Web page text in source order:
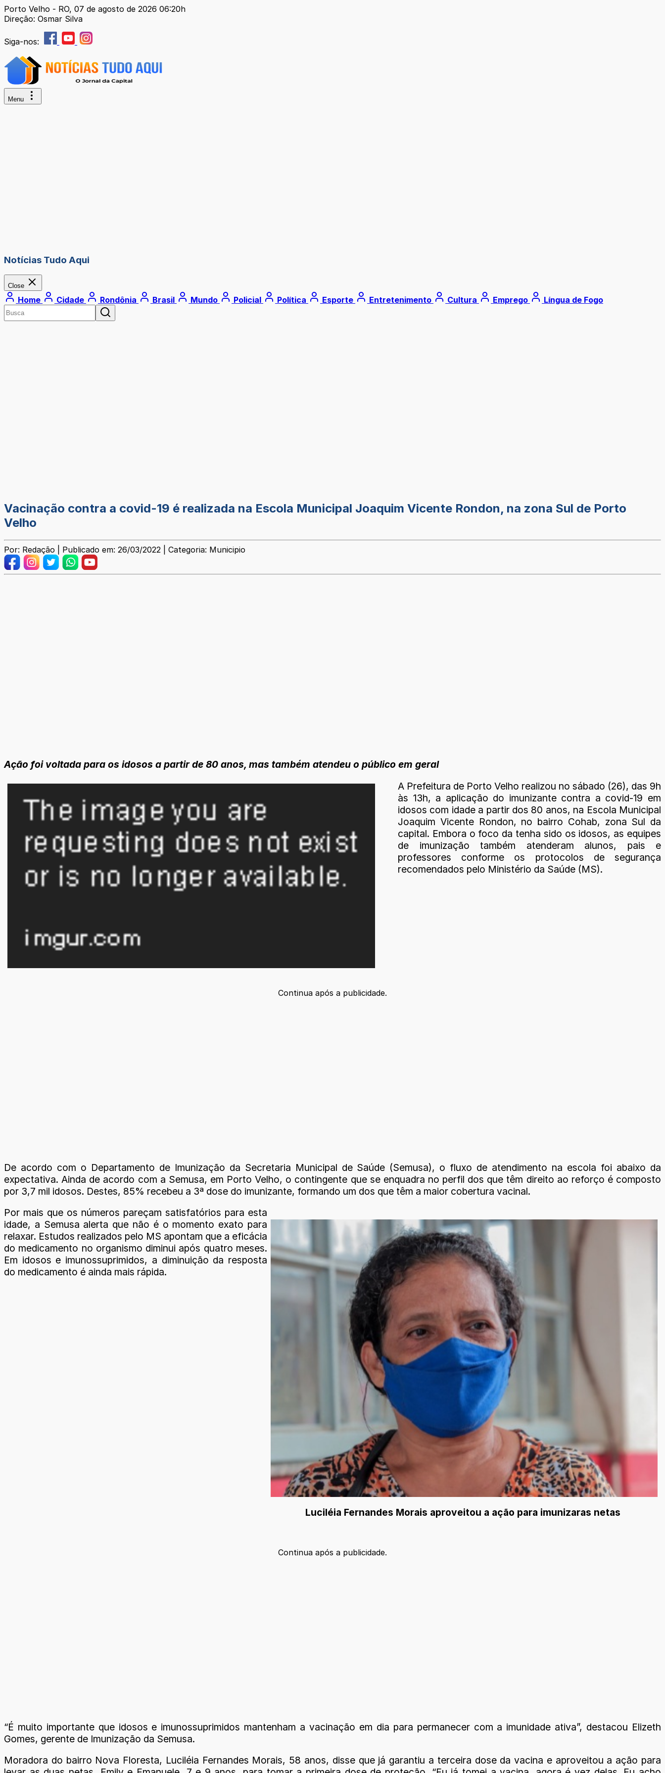
Porto Velho - RO, 07 de agosto de 2026 06:20h
Direção: Osmar Silva
Siga-nos:
Menu
Notícias Tudo Aqui
Close
Home Cidade Rondônia Brasil Mundo Policial Política Esporte Entretenimento Cultura Emprego Língua de Fogo
Vacinação contra a covid-19 é realizada na Escola Municipal Joaquim Vicente Rondon, na zona Sul de Porto
Velho
Por: Redação | Publicado em: 26/03/2022 | Categoria: Municipio
Ação foi voltada para os idosos a partir de 80 anos, mas também atendeu o público em geral
A Prefeitura de Porto Velho realizou no sábado (26), das 9h
às 13h, a aplicação do imunizante contra a covid-19 em
idosos com idade a partir dos 80 anos, na Escola Municipal
Joaquim Vicente Rondon, no bairro Cohab, zona Sul da
capital. Embora o foco da tenha sido os idosos, as equipes
de imunização também atenderam alunos, pais e
professores conforme os protocolos de segurança
recomendados pelo Ministério da Saúde (MS).
Continua após a publicidade.
De acordo com o Departamento de Imunização da Secretaria Municipal de Saúde (Semusa), o fluxo de atendimento na escola foi abaixo da
expectativa. Ainda de acordo com a Semusa, em Porto Velho, o contingente que se enquadra no perfil dos que têm direito ao reforço é composto
por 3,7 mil idosos. Destes, 85% recebeu a 3ª dose do imunizante, formando um dos que têm a maior cobertura vacinal.
Luciléia Fernandes Morais aproveitou a ação para imunizaras netas
Por mais que os números pareçam satisfatórios para esta
idade, a Semusa alerta que não é o momento exato para
relaxar. Estudos realizados pelo MS apontam que a eficácia
do medicamento no organismo diminui após quatro meses.
Em idosos e imunossuprimidos, a diminuição da resposta
do medicamento é ainda mais rápida.
Continua após a publicidade.
“É muito importante que idosos e imunossuprimidos mantenham a vacinação em dia para permanecer com a imunidade ativa”, destacou Elizeth
Gomes, gerente de Imunização da Semusa.
Moradora do bairro Nova Floresta, Luciléia Fernandes Morais, 58 anos, disse que já garantiu a terceira dose da vacina e aproveitou a ação para